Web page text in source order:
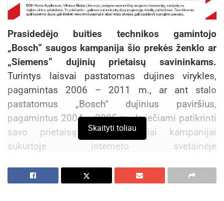
Prasidedėjo buities technikos gamintojo
„Bosch“ saugos kampanija šio prekės ženklo ar
„Siemens“ dujinių prietaisų savininkams.
Turintys laisvai pastatomas dujines virykles,
pagamintas 2006 – 2011 m., ar ant stalo
pastatomus „Bosch“ dujinius paviršius,
pagamintus 2004 – 2005 m., kviečiami patikrinti
savo prietaisą specialiai šiai kampanijai
sukurtoje interneto svetainėje
klientų aptarnavimo tarnybai (numeris Lietuvoje
Skaityti toliau